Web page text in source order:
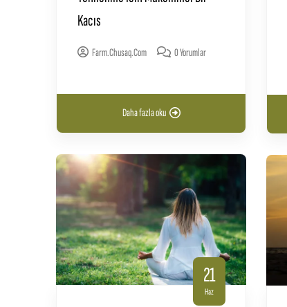
Kacıs
Farm.chusaq.com 0 Yorumlar
Daha fazla oku
21
Haz